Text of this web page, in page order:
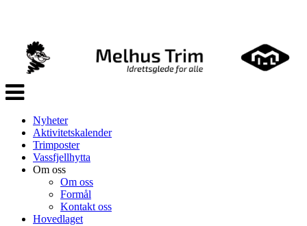
Veksle
navigasjon
Nyheter
Aktivitetskalender
Trimposter
Vassfjellhytta
Om oss
Om oss
Formål
Kontakt oss
Hovedlaget